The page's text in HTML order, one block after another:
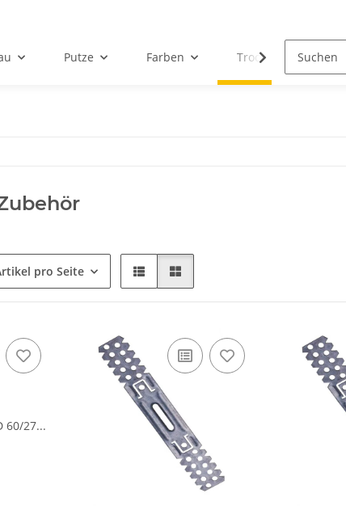
Putze Farben Trockenbau
pro Seite